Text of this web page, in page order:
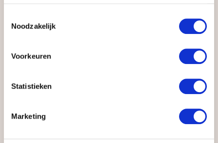
Noodzakelijk
Voorkeuren
Statistieken
Marketing
Samenvatting